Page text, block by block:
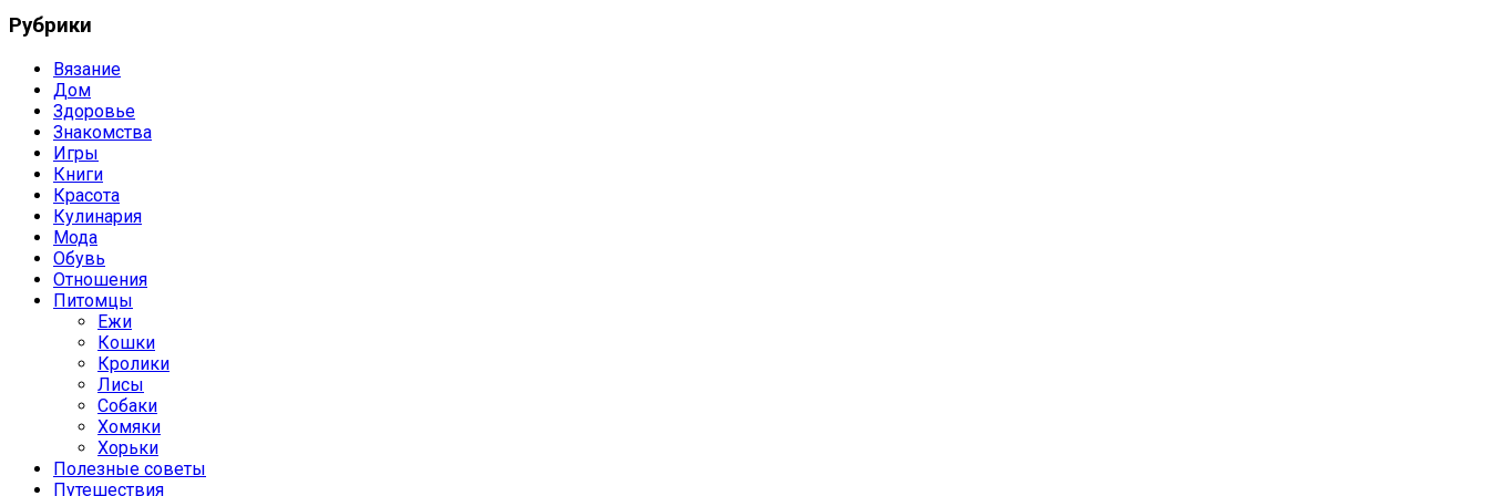
Рубрики
Вязание
Дом
Здоровье
Знакомства
Игры
Книги
Красота
Кулинария
Мода
Обувь
Отношения
Питомцы
Ежи
Кошки
Кролики
Лисы
Собаки
Хомяки
Хорьки
Полезные советы
Путешествия